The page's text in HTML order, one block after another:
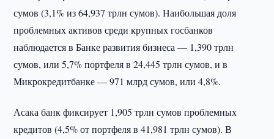
сумов (3,1% из 64,937 трлн сумов). Наибольшая доля
проблемных активов среди крупных госбанков
наблюдается в Банке развития бизнеса — 1,390 трлн
сумов, или 5,7% портфеля в 24,445 трлн сумов, и в
Микрокредитбанке — 971 млрд сумов, или 4,8%.
Асака банк фиксирует 1,905 трлн сумов проблемных
кредитов (4,5% от портфеля в 41,981 трлн сумов). В